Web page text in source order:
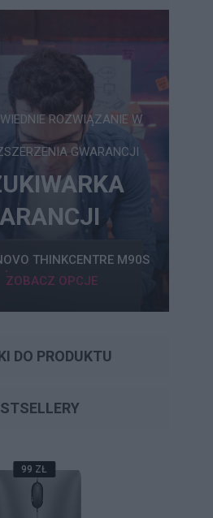
ROZWIĄZANIE W
GWARANCJI
THINKCENTRE M90S
ZOBACZ OPCJE
DO PRODUKTU
99 ZŁ